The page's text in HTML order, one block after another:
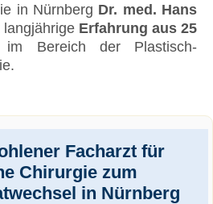
in Nürnberg Dr. med. Hans
langjährige Erfahrung aus 25
im Bereich der Plastisch-
Facharzt für
Chirurgie zum
in Nürnberg